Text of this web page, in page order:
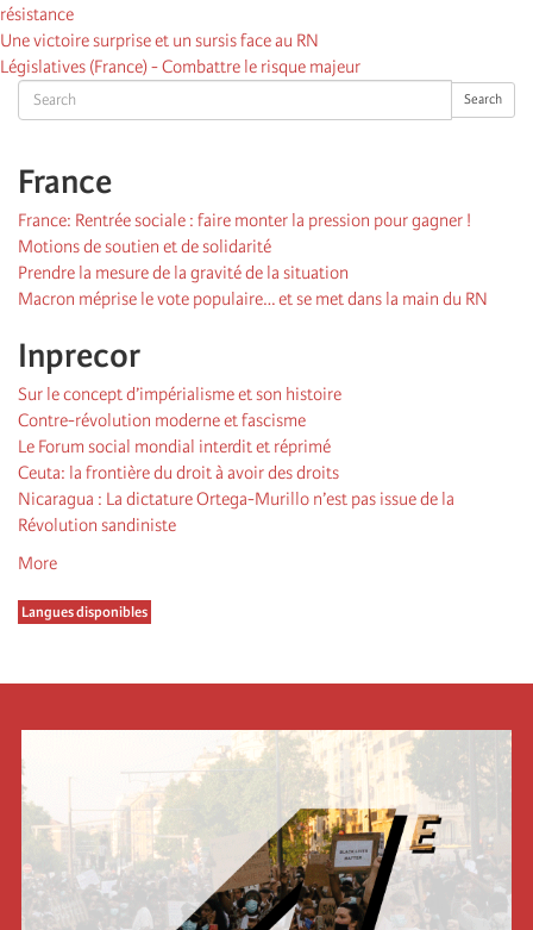
Search Search
France
France: Rentrée sociale : faire monter la pression pour gagner !
Motions de soutien et de solidarité
Prendre la mesure de la gravité de la situation
Macron méprise le vote populaire… et se met dans la main du RN
Inprecor
Sur le concept d’impérialisme et son histoire
Contre-révolution moderne et fascisme
Le Forum social mondial interdit et réprimé
Ceuta: la frontière du droit à avoir des droits
Nicaragua : La dictature Ortega-Murillo n’est pas issue de la
Révolution sandiniste
More
Langues disponibles
résistance
Une victoire surprise et un sursis face au RN
Législatives (France) - Combattre le risque majeur